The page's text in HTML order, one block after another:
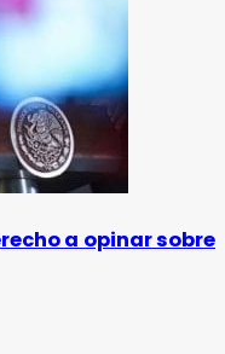
a opinar sobre